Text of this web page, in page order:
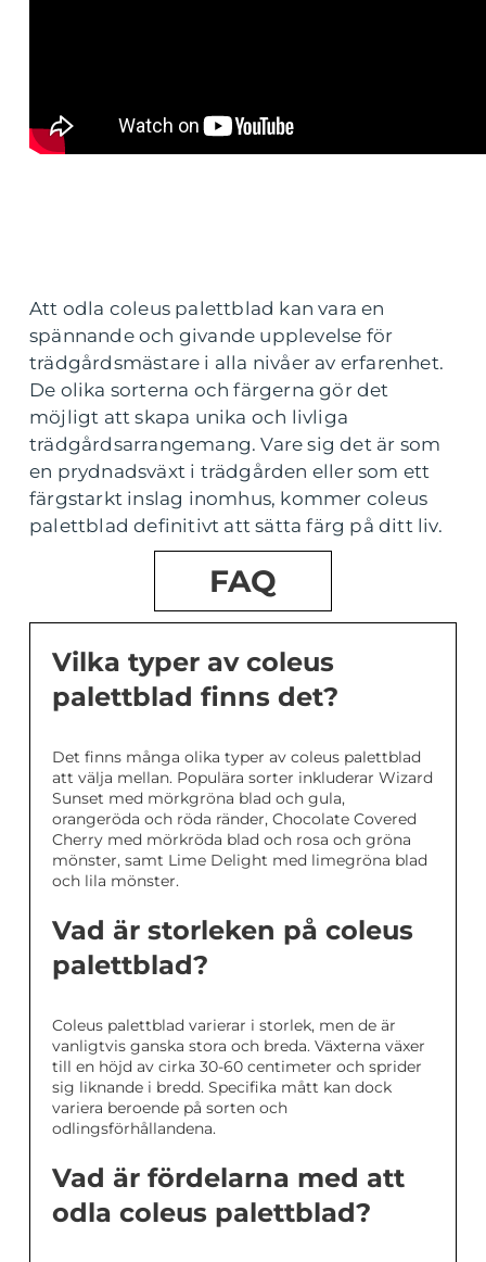
Att odla coleus palettblad kan vara en
spännande och givande upplevelse för
trädgårdsmästare i alla nivåer av erfarenhet.
De olika sorterna och färgerna gör det
möjligt att skapa unika och livliga
trädgårdsarrangemang. Vare sig det är som
en prydnadsväxt i trädgården eller som ett
färgstarkt inslag inomhus, kommer coleus
palettblad definitivt att sätta färg på ditt liv.
FAQ
Vilka typer av coleus
palettblad finns det?
Det finns många olika typer av coleus palettblad
att välja mellan. Populära sorter inkluderar Wizard
Sunset med mörkgröna blad och gula,
orangeröda och röda ränder, Chocolate Covered
Cherry med mörkröda blad och rosa och gröna
mönster, samt Lime Delight med limegröna blad
och lila mönster.
Vad är storleken på coleus
palettblad?
Coleus palettblad varierar i storlek, men de är
vanligtvis ganska stora och breda. Växterna växer
till en höjd av cirka 30-60 centimeter och sprider
sig liknande i bredd. Specifika mått kan dock
variera beroende på sorten och
odlingsförhållandena.
Vad är fördelarna med att
odla coleus palettblad?